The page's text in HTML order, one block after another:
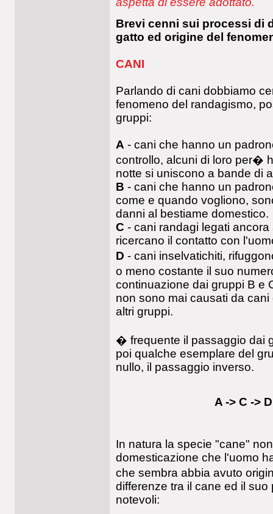
Brevi cenni sui processi di
gatto ed origine del
CANI
Parlando di cani dobbiamo
fenomeno del randagismo,
gruppi:
A - cani che hanno un
controllo, alcuni di loro per�
notte si uniscono a bande di
B - cani che hanno un
come e quando vogliono,
danni al bestiame domestico.
C - cani randagi legati
ricercano il contatto con
D - cani inselvatichiti,
o meno costante il suo
continuazione dai gruppi B e
non sono mai causati da
altri gruppi.
� frequente il passaggio dai
poi qualche esemplare del
nullo, il passaggio inverso.
A -> C -> D
In natura la specie "cane"
domesticazione che l'uomo
che sembra abbia avuto
differenze tra il cane ed il
notevoli: